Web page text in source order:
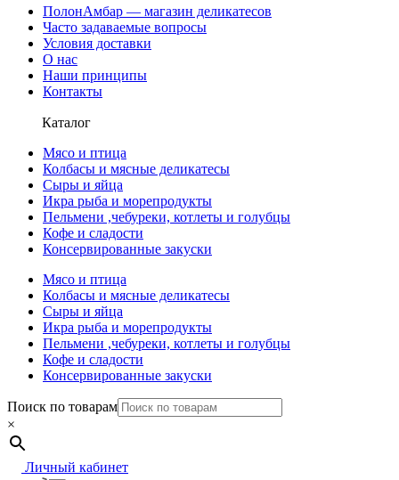
ПолонАмбар — магазин деликатесов
Часто задаваемые вопросы
Условия доставки
О нас
Наши принципы
Контакты
Каталог
Мясо и птица
Колбасы и мясные деликатесы
Сыры и яйца
Икра рыба и морепродукты
Пельмени ,чебуреки, котлеты и голубцы
Кофе и сладости
Консервированные закуски
Мясо и птица
Колбасы и мясные деликатесы
Сыры и яйца
Икра рыба и морепродукты
Пельмени ,чебуреки, котлеты и голубцы
Кофе и сладости
Консервированные закуски
Поиск по товарам
×
Личный кабинет